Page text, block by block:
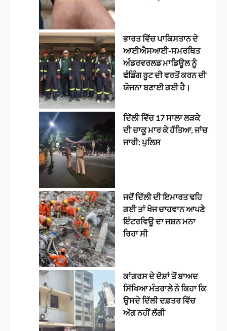
ਭਾਰਤ ਵਿੱਚ ਪਾਕਿਸਤਾਨ ਦੇ
ਆਈਐਸਆਈ-ਸਮਰਥਿਤ
ਅੰਡਰਵਰਲਡ ਮਾਡਿਊਲ ਨੂੰ
ਫੰਡਿੰਗ ਰੂਟ ਦੀ ਵਰਤੋਂ ਕਰਨ ਦੀ
ਯੋਜਨਾ ਬਣਾਈ ਗਈ ਹੈ।
ਦਿੱਲੀ ਵਿੱਚ 17 ਸਾਲਾ ਲੜਕੇ
ਦੀ ਚਾਕੂ ਮਾਰ ਕੇ ਹੱਤਿਆ, ਜਾਂਚ
ਜਾਰੀ: ਪੁਲਿਸ
ਜਦੋਂ ਦਿੱਲੀ ਦੀ ਇਮਾਰਤ ਢਹਿ
ਗਈ ਤਾਂ ਖੋਜ ਚਾਹਵਾਨ ਆਪਣੇ
ਇੰਟਰਵਿਊ ਦਾ ਜਸ਼ਨ ਮਨਾ
ਰਿਹਾ ਸੀ
ਕਾਂਗਰਸ ਦੇ ਦੋਸ਼ਾਂ ਤੋਂ ਬਾਅਦ
ਸਿੱਖਿਆ ਮੰਤਰਾਲੇ ਨੇ ਕਿਹਾ ਕਿ
ਉਸਦੇ ਦਿੱਲੀ ਦਫ਼ਤਰ ਵਿੱਚ
ਅੱਗ ਨਹੀਂ ਲੱਗੀ